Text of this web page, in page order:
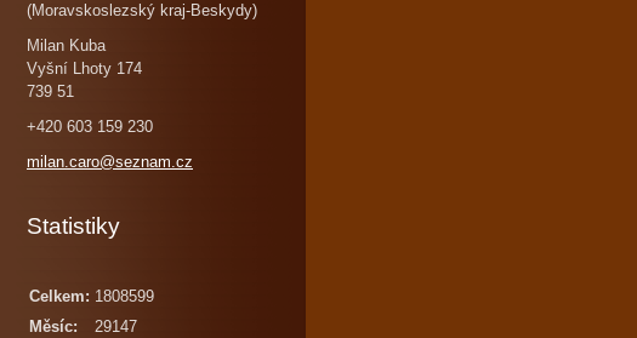
(Moravskoslezský kraj-Beskydy)
Milan Kuba
Vyšní Lhoty 174
739 51
+420 603 159 230
milan.caro@seznam.cz
Statistiky
Celkem: 1808599
Měsíc:
29147